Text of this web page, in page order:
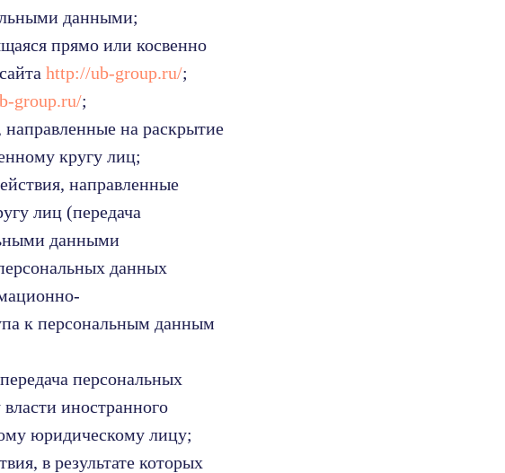
данными;
прямо или косвенно
http://ub-group.ru/;
group.ru/;
на раскрытие
кругу лиц;
направленные
лиц (передача
данными
данных
к персональным данным
персональных
иностранного
юридическому лицу;
в результате которых